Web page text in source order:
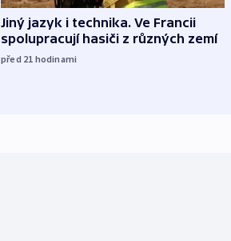
Jiný jazyk i technika. Ve Francii
spolupracují hasiči z různých zemí
před 21 hodinami